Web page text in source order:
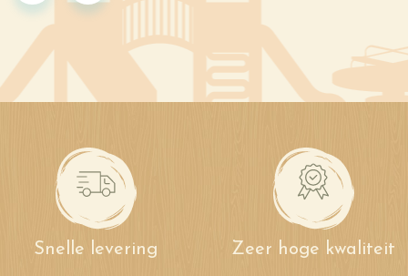
Snelle levering Zeer hoge kwaliteit